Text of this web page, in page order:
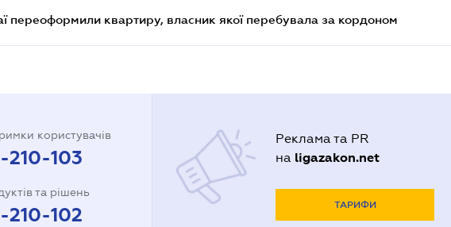
переоформили квартиру, власник якої перебувала за кордоном
користувачів
103
та рішень
102
Реклама та PR
на ligazakon.net
ТАРИФИ